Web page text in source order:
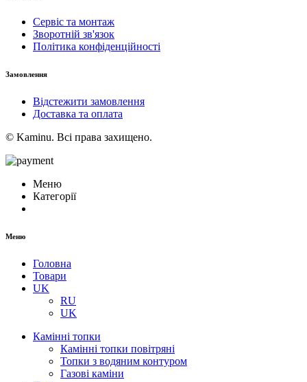
Сервіс та монтаж
Зворотній зв'язок
Політика конфіденційності
Замовлення
Відстежити замовлення
Доставка та оплата
© Kaminu. Всі права захищено.
Меню
Категорії
Меню
Головна
Товари
UK
RU
UK
Камінні топки
Камінні топки повітряні
Топки з водяним контуром
Газові каміни